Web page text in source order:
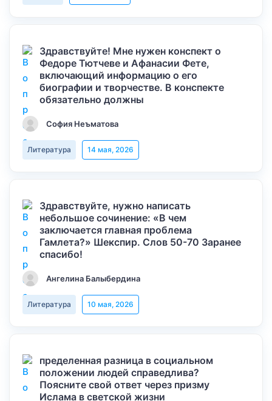
Здравствуйте! Мне нужен конспект о
Федоре Тютчеве и Афанасии Фете,
включающий информацию о его
биографии и творчестве. В конспекте
обязательно должны
София Неъматова
Литература 14 мая, 2026
Здравствуйте, нужно написать
небольшое сочинение: «В чем
заключается главная проблема
Гамлета?» Шекспир. Слов 50-70 Заранее
спасибо!
Ангелина Балыбердина
Литература 10 мая, 2026
пределенная разница в социальном
положении людей справедлива?
Поясните свой ответ через призму
Ислама в светской жизни